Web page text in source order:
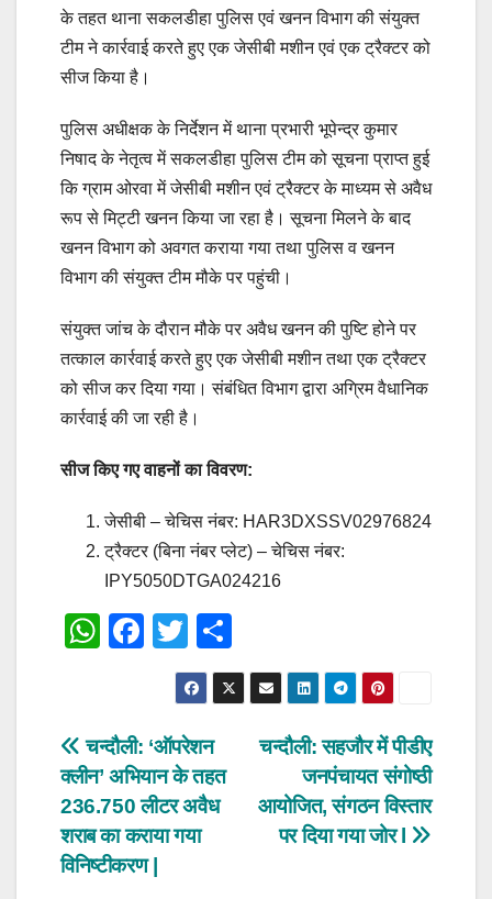
के तहत थाना सकलडीहा पुलिस एवं खनन विभाग की संयुक्त
टीम ने कार्रवाई करते हुए एक जेसीबी मशीन एवं एक ट्रैक्टर को
सीज किया है।
पुलिस अधीक्षक के निर्देशन में थाना प्रभारी भूपेन्द्र कुमार
निषाद के नेतृत्व में सकलडीहा पुलिस टीम को सूचना प्राप्त हुई
कि ग्राम ओरवा में जेसीबी मशीन एवं ट्रैक्टर के माध्यम से अवैध
रूप से मिट्टी खनन किया जा रहा है। सूचना मिलने के बाद
खनन विभाग को अवगत कराया गया तथा पुलिस व खनन
विभाग की संयुक्त टीम मौके पर पहुंची।
संयुक्त जांच के दौरान मौके पर अवैध खनन की पुष्टि होने पर
तत्काल कार्रवाई करते हुए एक जेसीबी मशीन तथा एक ट्रैक्टर
को सीज कर दिया गया। संबंधित विभाग द्वारा अग्रिम वैधानिक
कार्रवाई की जा रही है।
सीज किए गए वाहनों का विवरण:
जेसीबी – चेचिस नंबर: HAR3DXSSV02976824
ट्रैक्टर (बिना नंबर प्लेट) – चेचिस नंबर:
IPY5050DTGA024216
W
s
A
p
p
F
e
b
o
o
k
T
wi
tt
er
h
ar
Post
navigation
चन्दौली: सहजौर में पीडीए
जनपंचायत संगोष्ठी
आयोजित, संगठन विस्तार
पर दिया गया जोर l
चन्दौली: ‘ऑपरेशन
क्लीन’ अभियान के तहत
236.750 लीटर अवैध
शराब का कराया गया
विनिष्टीकरण |